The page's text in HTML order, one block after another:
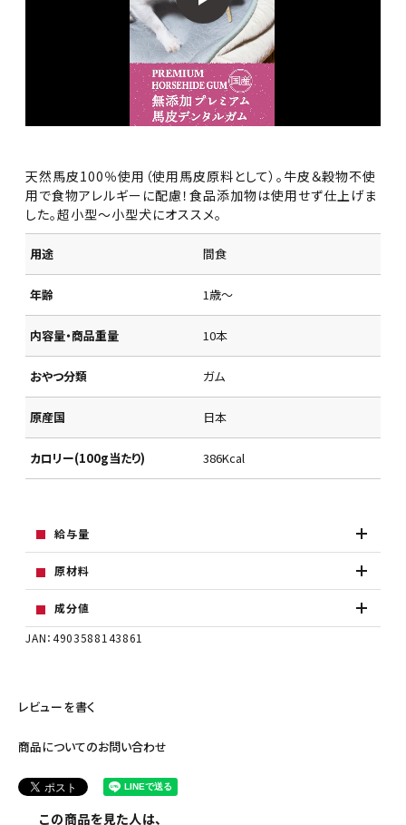
天然馬皮100％使用（使用馬皮原料として）。牛皮＆穀物不使
用で食物アレルギーに配慮！食品添加物は使用せず仕上げま
した。超小型～小型犬にオススメ。
用途 間食
年齢 1歳～
内容量・商品重量 10本
おやつ分類 ガム
原産国 日本
カロリー(100g当たり) 386Kcal
給与量
原材料
成分値
JAN：4903588143861
レビューを書く
商品についてのお問い合わせ
この商品を見た人は、